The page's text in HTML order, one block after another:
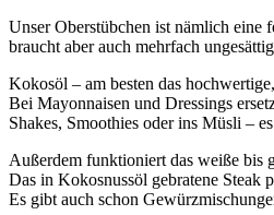
Unser Oberstübchen ist nämlich eine
braucht aber auch mehrfach
Kokosöl – am besten das
Bei Mayonnaisen und Dressings
Shakes, Smoothies oder ins Müsli –
Außerdem funktioniert das weiße bis
Das in Kokosnussöl gebratene Steak
Es gibt auch schon